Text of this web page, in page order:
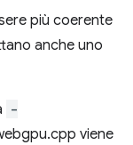
più coerente
anche uno
-
viene